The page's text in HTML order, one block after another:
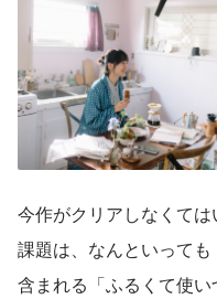
今作がクリアしなくて
課題は、なんといって
含まれる「ふるくて使